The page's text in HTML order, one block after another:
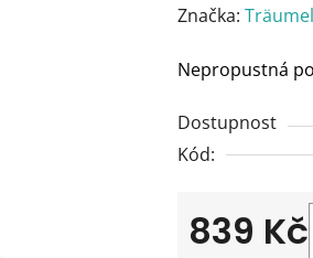
hodnocení
je
z
5
Značka:
Nepropustná
Dostupnost
Kód:
839 Kč